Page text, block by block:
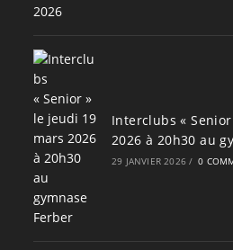
Interclubs «
2026 à 20h30 au
29 JANVIER 2026 / 0